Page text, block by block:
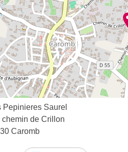
Pepinieres Saurel
chemin de Crillon
Caromb